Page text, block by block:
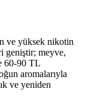
ve yüksek nikotin
geniştir; meyve,
60-90 TL
aromalarıyla
ve yeniden